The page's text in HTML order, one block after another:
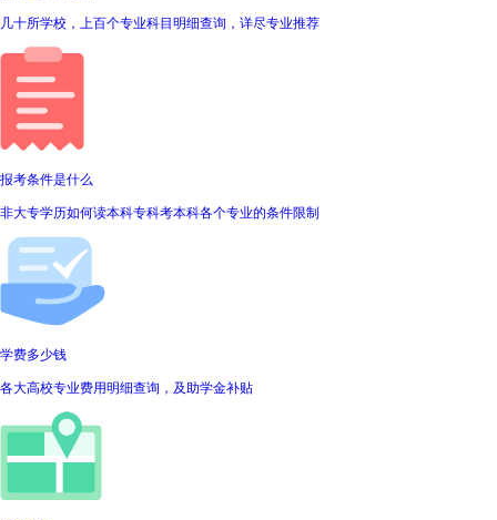
几十所学校，上百个专业科目明细查询，详尽专业推荐
报考条件是什么
非大专学历如何读本科专科考本科各个专业的条件限制
学费多少钱
各大高校专业费用明细查询，及助学金补贴